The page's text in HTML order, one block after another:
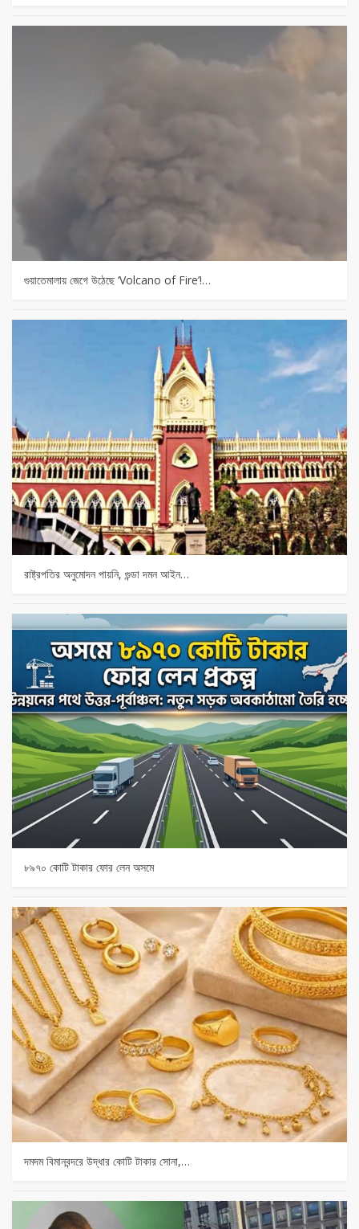
গুয়াতেমালায় জেগে উঠেছে ‘Volcano of Fire’!…
রাষ্ট্রপতির অনুমোদন পায়নি, গুন্ডা দমন আইন…
৮৯৭০ কোটি টাকার ফোর লেন অসমে
দমদম বিমানবন্দরে উদ্ধার কোটি টাকার সোনা,…